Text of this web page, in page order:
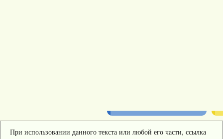
При использовании данного текста или любой его части, ссылка